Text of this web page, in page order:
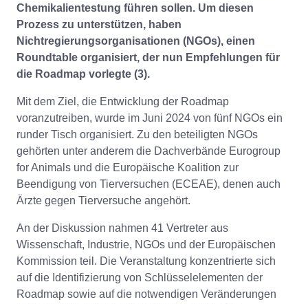
Chemikalientestung führen sollen. Um diesen
Prozess zu unterstützen, haben
Nichtregierungsorganisationen (NGOs), einen
Roundtable organisiert, der nun Empfehlungen für
die Roadmap vorlegte (3).
Mit dem Ziel, die Entwicklung der Roadmap
voranzutreiben, wurde im Juni 2024 von fünf NGOs ein
runder Tisch organisiert. Zu den beteiligten NGOs
gehörten unter anderem die Dachverbände Eurogroup
for Animals und die Europäische Koalition zur
Beendigung von Tierversuchen (ECEAE), denen auch
Ärzte gegen Tierversuche angehört.
An der Diskussion nahmen 41 Vertreter aus
Wissenschaft, Industrie, NGOs und der Europäischen
Kommission teil. Die Veranstaltung konzentrierte sich
auf die Identifizierung von Schlüsselelementen der
Roadmap sowie auf die notwendigen Veränderungen